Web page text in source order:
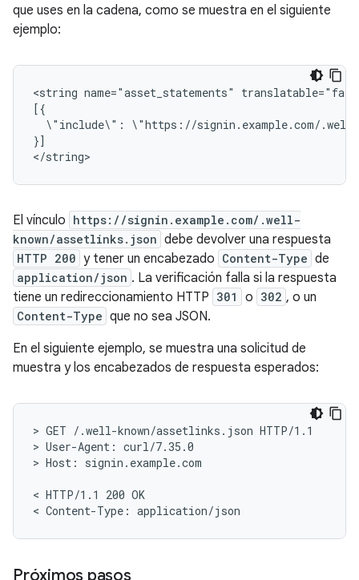
que uses en la cadena, como se muestra en el siguiente
ejemplo:
<string name="asset_statements"
\"include\":
\"https://signin.example.com/
}]
El vínculo https://signin.example.com/.well-
known/assetlinks.json debe devolver una respuesta
HTTP 200 y tener un encabezado Content-Type de
application/json . La verificación falla si la respuesta
tiene un redireccionamiento HTTP 301 o 302 , o un
Content-Type que no sea JSON.
En el siguiente ejemplo, se muestra una solicitud de
muestra y los encabezados de respuesta esperados:
> GET /.well-known/assetlinks.json HTTP/1.1
> User-Agent: curl/7.35.0
> Host: signin.example.com
< HTTP/1.1 200 OK
Próximos pasos